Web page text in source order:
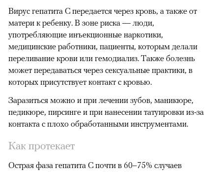
Вирус гепатита C передается через кровь, а также от
матери к ребенку. В зоне риска — люди,
употребляющие инъекционные наркотики,
медицинские работники, пациенты, которым делали
переливание крови или гемодиализ. Также болезнь
может передаваться через сексуальные практики, в
которых присутствует контакт с кровью.
Заразиться можно и при лечении зубов, маникюре,
педикюре, пирсинге и при нанесении татуировки из-за
контакта с плохо обработанными инструментами.
Как протекает
Острая фаза гепатита C почти в 60–75% случаев